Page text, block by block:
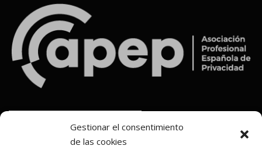
Gestionar el consentimiento
de las cookies